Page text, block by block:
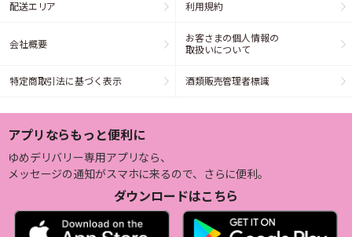
配送エリア 利用規約
会社概要
お客さまの個人情報の
取扱いについて
特定商取引法に基づく表示 酒類販売管理者標識
アプリならもっと便利に
ゆめデリバリー専用アプリなら、
メッセージの通知がスマホに来るので、さらに便利。
ダウンロードはこちら